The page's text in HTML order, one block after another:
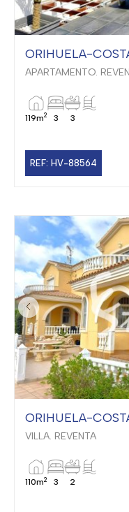
ORIHUELA-
APARTAMENTO.
119m2 3 3
REF: HV-88564
ORIHUELA-
VILLA. REVENTA
110m2 3 2